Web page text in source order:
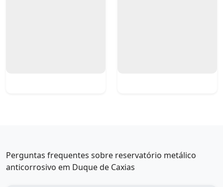
Perguntas frequentes sobre reservatório metálico
anticorrosivo em Duque de Caxias